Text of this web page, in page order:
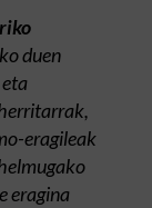
duen
eragileak
eragina